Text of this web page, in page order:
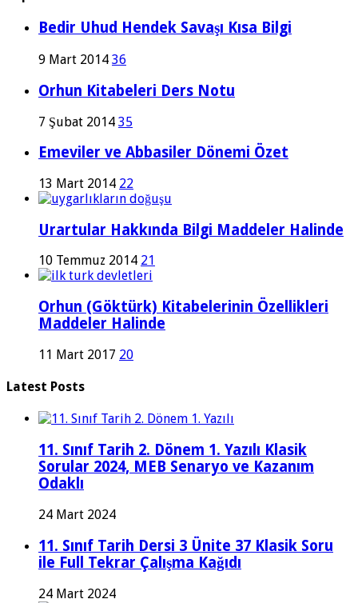
Bedir Uhud Hendek Savaşı Kısa Bilgi
9 Mart 2014 36
Orhun Kitabeleri Ders Notu
7 Şubat 2014 35
Emeviler ve Abbasiler Dönemi Özet
13 Mart 2014 22
Urartular Hakkında Bilgi Maddeler Halinde
10 Temmuz 2014 21
Orhun (Göktürk) Kitabelerinin Özellikleri
Maddeler Halinde
11 Mart 2017 20
Latest Posts
11. Sınıf Tarih 2. Dönem 1. Yazılı Klasik
Sorular 2024, MEB Senaryo ve Kazanım
Odaklı
24 Mart 2024
11. Sınıf Tarih Dersi 3 Ünite 37 Klasik Soru
ile Full Tekrar Çalışma Kağıdı
24 Mart 2024